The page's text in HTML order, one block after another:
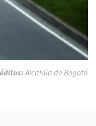
Alcaldía de Bogotá